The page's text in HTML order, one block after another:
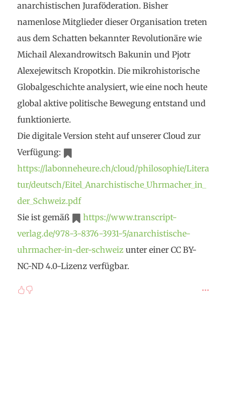
anarchistischen Juraföderation. Bisher
namenlose Mitglieder dieser Organisation treten
aus dem Schatten bekannter Revolutionäre wie
Michail Alexandrowitsch Bakunin und Pjotr
Alexejewitsch Kropotkin. Die mikrohistorische
Globalgeschichte analysiert, wie eine noch heute
global aktive politische Bewegung entstand und
funktionierte.
Die digitale Version steht auf unserer Cloud zur
Verfügung:
https://labonneheure.ch/cloud/philosophie/Litera
tur/deutsch/Eitel_Anarchistische_Uhrmacher_in_
der_Schweiz.pdf
Sie ist gemäß
https://www.transcript-
verlag.de/978-3-8376-3931-5/anarchistische-
uhrmacher-in-der-schweiz unter einer CC BY-
NC-ND 4.0-Lizenz verfügbar.